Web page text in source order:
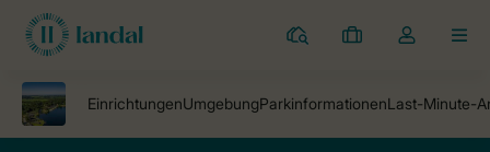
Ferienparks
Meine
Dropdown-
öffnen